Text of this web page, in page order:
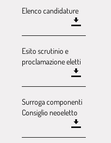
Elenco candidature
Esito scrutinio e
proclamazione eletti
Surroga componenti
Consiglio neoeletto